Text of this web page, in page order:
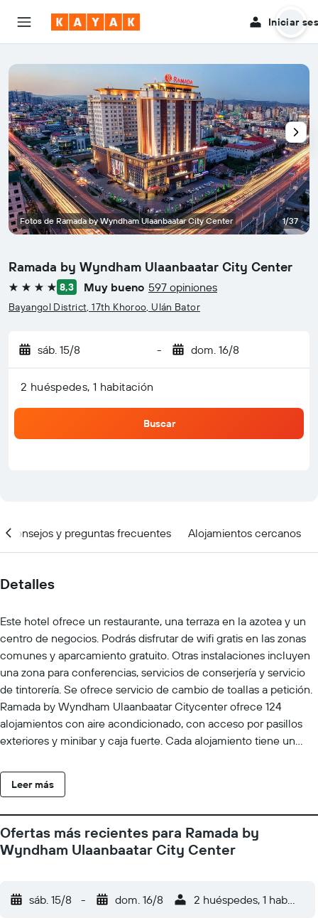
Iniciar
Ramada by Wyndham Ulaanbaatar City Center
4 estrellas8,3 Muy bueno 597 opiniones
Bayangol District, 17th Khoroo, Ulán Bator
sáb. 15/8 - dom. 16/8
2 huéspedes, 1 habitación
Buscar
Fotos de Ramada by Wyndham Ulaanbaatar City Center 1/37
Consejos y preguntas frecuentes Alojamientos cercanos
Detalles
Este hotel ofrece un restaurante, una terraza en la azotea y un
centro de negocios. Podrás disfrutar de wifi gratis en las zonas
comunes y aparcamiento gratuito. Otras instalaciones incluyen
una zona para conferencias, servicios de conserjería y servicio
de tintorería. Se ofrece servicio de cambio de toallas a petición.
Ramada by Wyndham Ulaanbaatar Citycenter ofrece 124
alojamientos con aire acondicionado, con acceso por pasillos
exteriores y minibar y caja fuerte. Cada alojamiento tiene un
satélite. Los baños están equipados con ducha y bañera
combinadas con bañera profunda, albornoces, zapatillas y
gracias a nuestro acceso a Internet wifi gratis. Los servicios para
las personas de negocios incluyen escritorio y teléfono. Las
habitaciones también incluyen botella de agua gratuita y
hipoalergénicos, tabla de planchar con plancha y cambio de
Leer más
Ofertas más recientes para Ramada by
Wyndham Ulaanbaatar City Center
sáb. 15/8 - dom. 16/8 2 huéspedes, 1